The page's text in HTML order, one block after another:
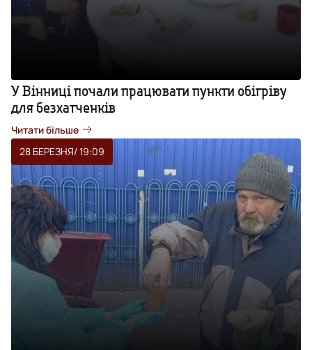
У Вінниці почали працювати пункти обігріву
для безхатченків
Читати більше
28 БЕРЕЗНЯ/ 19:09